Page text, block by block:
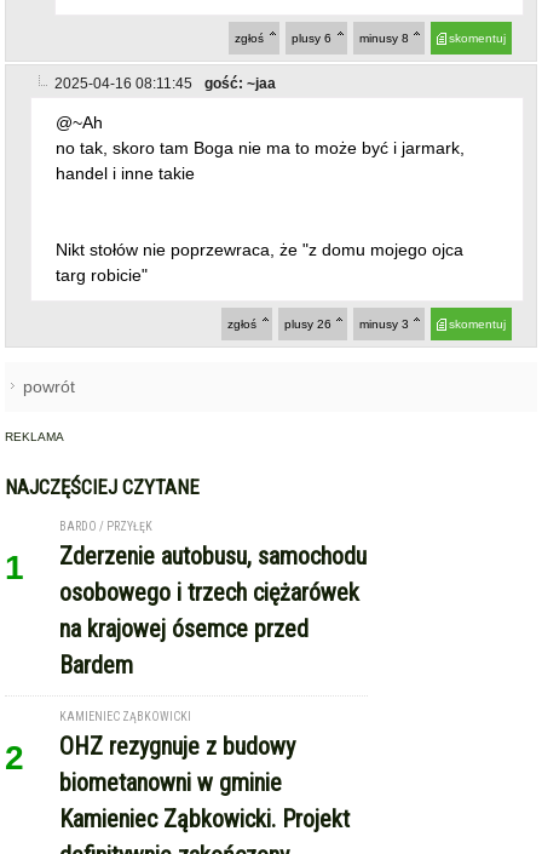
skomentuj
minusy 8
plusy 6
zgłoś
2025-04-16 08:11:45 gość: ~jaa
@~Ah
no tak, skoro tam Boga nie ma to może być i jarmark,
handel i inne takie
Nikt stołów nie poprzewraca, że "z domu mojego ojca
targ robicie"
skomentuj
minusy 3
plusy 26
zgłoś
powrót
REKLAMA
NAJCZĘŚCIEJ CZYTANE
1
BARDO / PRZYŁĘK
Zderzenie autobusu, samochodu
osobowego i trzech ciężarówek
na krajowej ósemce przed
Bardem
2
KAMIENIEC ZĄBKOWICKI
OHZ rezygnuje z budowy
biometanowni w gminie
Kamieniec Ząbkowicki. Projekt